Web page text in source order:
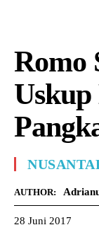
Romo
AUTHOR:
28 Juni 2017